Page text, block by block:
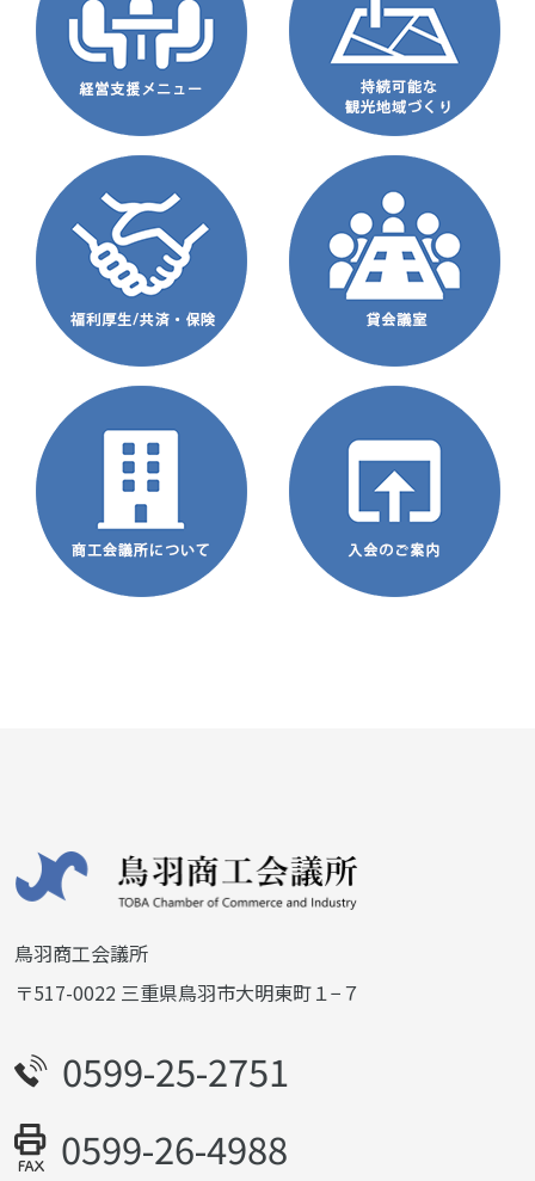
鳥羽商工会議所
〒517-0022 三重県鳥羽市大明東町１−７
0599-25-2751
0599-26-4988